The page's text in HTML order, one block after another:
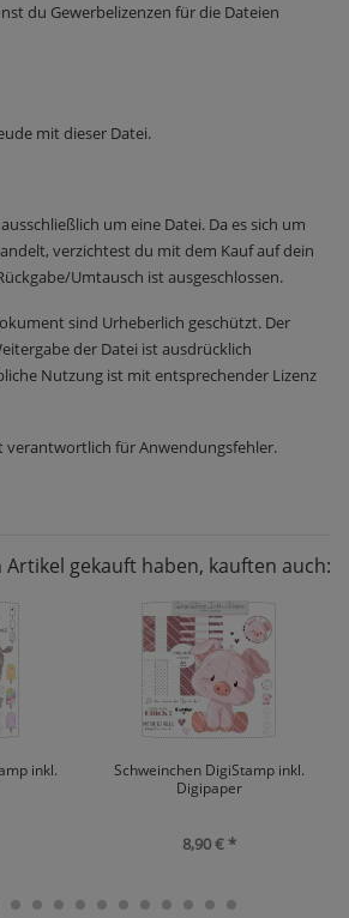
du Gewerbelizenzen für die Dateien
mit dieser Datei.
um eine Datei. Da es sich um
verzichtest du mit dem Kauf auf dein
Umtausch ist ausgeschlossen.
sind Urheberlich geschützt. Der
der Datei ist ausdrücklich
Nutzung ist mit entsprechender Lizenz
verantwortlich für Anwendungsfehler.
Artikel gekauft haben, kauften auch:
inkl.
Schweinchen DigiStamp inkl.
Digipaper
8,90 € *